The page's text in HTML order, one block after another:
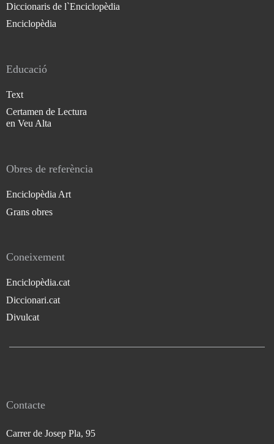
Diccionaris de l`Enciclopèdia
Enciclopèdia
Educació
Text
Certamen de Lectura
en Veu Alta
Obres de referència
Enciclopèdia Art
Grans obres
Coneixement
Enciclopèdia.cat
Diccionari.cat
Divulcat
Contacte
Carrer de Josep Pla, 95